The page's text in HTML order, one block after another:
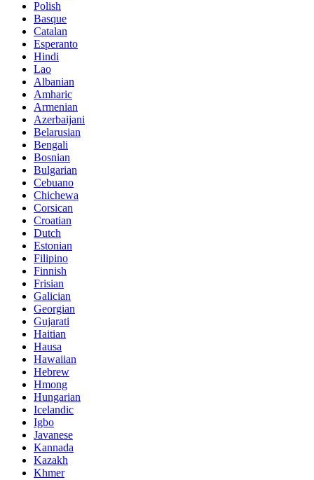
Polish
Basque
Catalan
Esperanto
Hindi
Lao
Albanian
Amharic
Armenian
Azerbaijani
Belarusian
Bengali
Bosnian
Bulgarian
Cebuano
Chichewa
Corsican
Croatian
Dutch
Estonian
Filipino
Finnish
Frisian
Galician
Georgian
Gujarati
Haitian
Hausa
Hawaiian
Hebrew
Hmong
Hungarian
Icelandic
Igbo
Javanese
Kannada
Kazakh
Khmer